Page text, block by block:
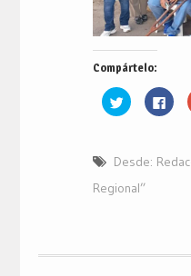
Compártelo:
Haz
clic
Twitter
(Se
en
una
Haz
clic
(Se
Desde:
Regional”